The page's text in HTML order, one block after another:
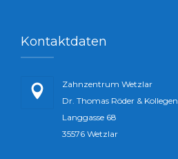
Kontaktdaten
Zahnzentrum Wetzlar
Dr. Thomas Röder & Kollegen
Langgasse 68
35576 Wetzlar